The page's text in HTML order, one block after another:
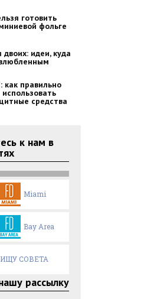
готовить
фольге
идеи, куда
как правильно
средства
к нам в
Miami
Bay Area
ИЩУ СОВЕТА
рассылку